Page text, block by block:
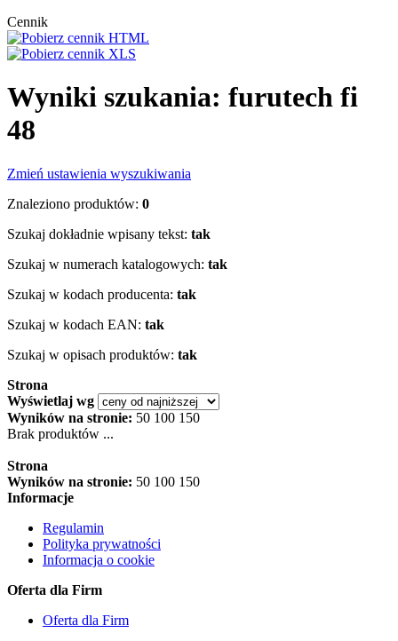
Cennik
Wyniki szukania: furutech fi
48
Zmień ustawienia wyszukiwania
Znaleziono produktów: 0
Szukaj dokładnie wpisany tekst: tak
Szukaj w numerach katalogowych: tak
Szukaj w kodach producenta: tak
Szukaj w kodach EAN: tak
Szukaj w opisach produktów: tak
Strona
Wyświetlaj wg
Wyników na stronie: 50 100 150
Brak produktów ...
Strona
Wyników na stronie: 50 100 150
Informacje
Regulamin
Polityka prywatności
Informacja o cookie
Oferta dla Firm
Oferta dla Firm